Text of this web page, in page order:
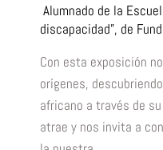
Alumnado de la
discapacidad”, de
Con esta exposición
orígenes,
africano a través de
atrae y nos invita a